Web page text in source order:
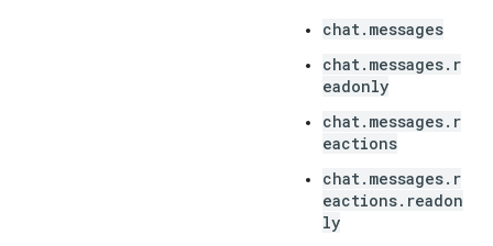
chat.messages
chat.messages.r
eadonly
chat.messages.r
eactions
chat.messages.r
eactions.readon
ly